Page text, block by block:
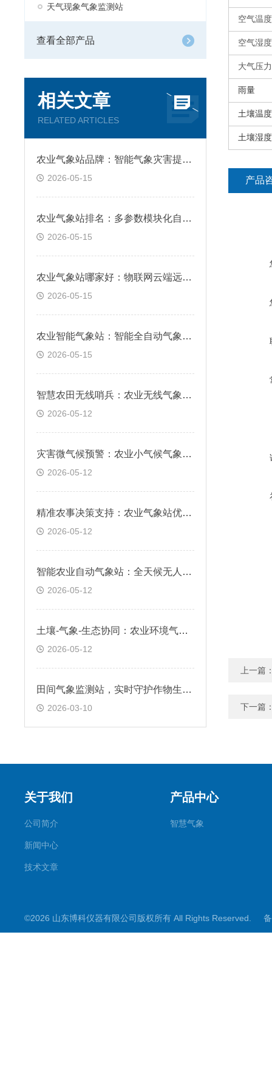
天气现象气象监测站
查看全部产品
相关文章
RELATED ARTICLES
农业气象站品牌：智能气象灾害提前预警告警
2026-05-15
农业气象站排名：多参数模块化自由组合适配
2026-05-15
农业气象站哪家好：物联网云端远程实时在线监测
2026-05-15
农业智能气象站：智能全自动气象要素精准采集
2026-05-15
智慧农田无线哨兵：农业无线气象站，实时预警霜冻与干旱风险
2026-05-12
灾害微气候预警：农业小气候气象站，科学防范局部气象风险
2026-05-12
精准农事决策支持：农业气象站优势，数据驱动科学种植管理
2026-05-12
智能农业自动气象站：全天候无人值守，精准采集农田气候数据
2026-05-12
土壤-气象-生态协同：农业环境气象站，支持可持续农业实践
2026-05-12
田间气象监测站，实时守护作物生长环境
2026-03-10
空气温度
空气湿度
大气压力
雨量
土壤温度
土壤湿度
产品
上一篇
下一篇
关于我们
公司简介
新闻中心
技术文章
产品中心
智慧气象
©2026 山东博科仪器有限公司版权所有 All Rights Reserved.